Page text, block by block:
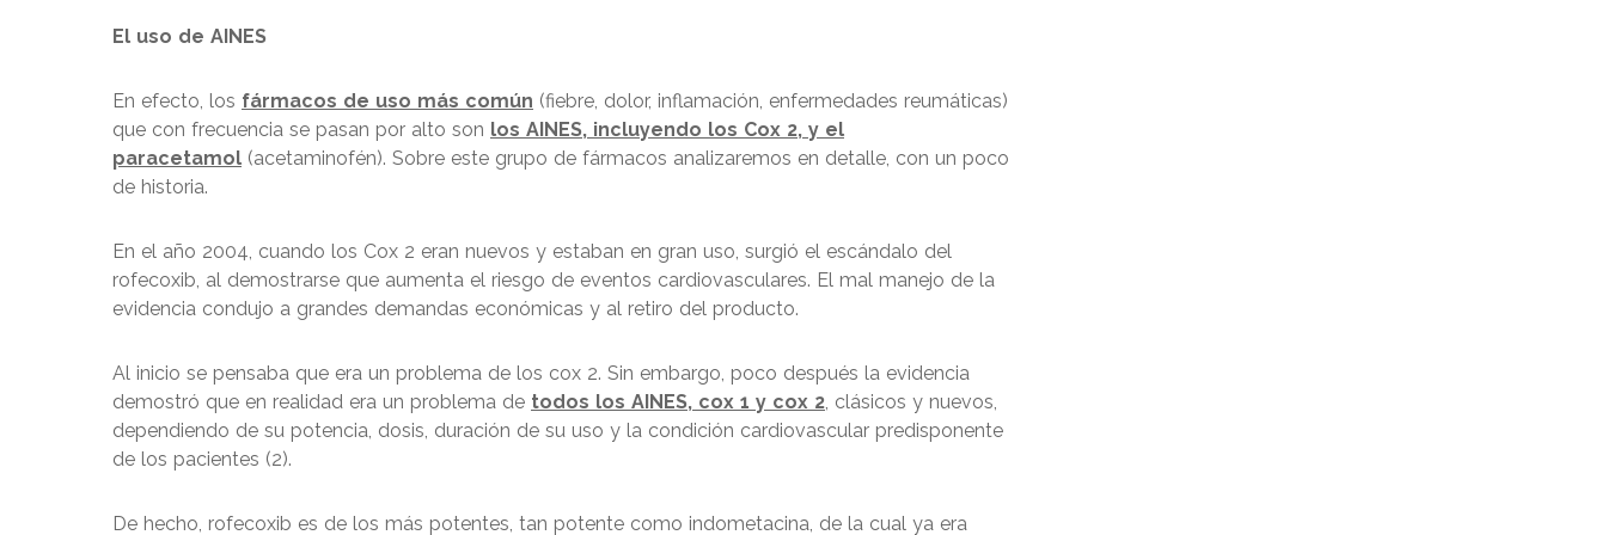
El uso de AINES
En efecto, los fármacos de uso más común (fiebre, dolor, inflamación, enfermedades reumáticas)
que con frecuencia se pasan por alto son los AINES, incluyendo los Cox 2, y el
paracetamol (acetaminofén). Sobre este grupo de fármacos analizaremos en detalle, con un poco
de historia.
En el año 2004, cuando los Cox 2 eran nuevos y estaban en gran uso, surgió el escándalo del
rofecoxib, al demostrarse que aumenta el riesgo de eventos cardiovasculares. El mal manejo de la
evidencia condujo a grandes demandas económicas y al retiro del producto.
Al inicio se pensaba que era un problema de los cox 2. Sin embargo, poco después la evidencia
demostró que en realidad era un problema de todos los AINES, cox 1 y cox 2 , clásicos y nuevos,
dependiendo de su potencia, dosis, duración de su uso y la condición cardiovascular predisponente
de los pacientes (2).
De hecho, rofecoxib es de los más potentes, tan potente como indometacina, de la cual ya era